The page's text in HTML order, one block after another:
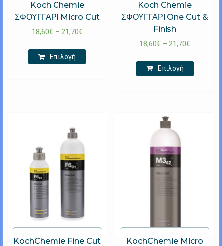
Koch Chemie
ΣΦΟΥΓΓΑΡΙ Micro Cut
18,60€– 21,70€
Επιλογή
Koch Chemie
ΣΦΟΥΓΓΑΡΙ One Cut &
Finish
18,60€ –21,70€
Επιλογή
KochChemie Fine Cut
KochChemie Micro